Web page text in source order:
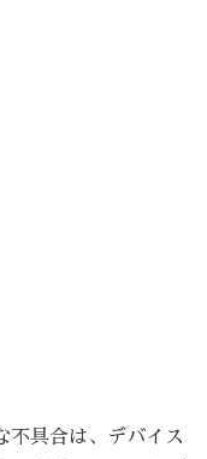
具合は、デバイス